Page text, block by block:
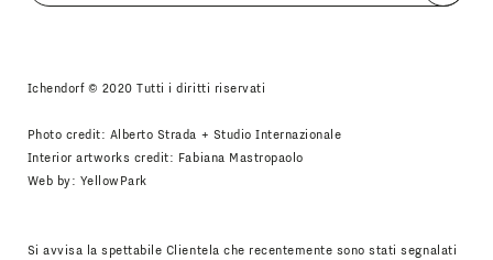
Ichendorf © 2020 Tutti i diritti riservati
Photo credit: Alberto Strada + Studio Internazionale
Interior artworks credit: Fabiana Mastropaolo
Web by: YellowPark
Si avvisa la spettabile Clientela che recentemente sono stati segnalati